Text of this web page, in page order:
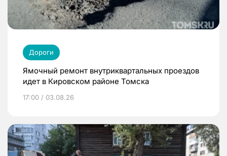
Дороги
Ямочный ремонт внутриквартальных проездов
идет в Кировском районе Томска
17:00 / 03.08.26